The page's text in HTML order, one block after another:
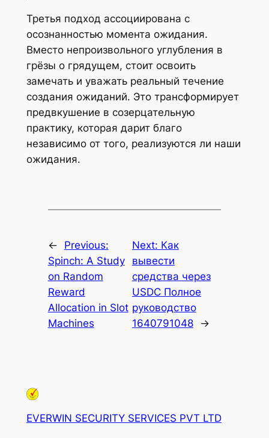
Третья подход ассоциирована с
осознанностью момента ожидания.
Вместо непроизвольного углубления в
грёзы о грядущем, стоит освоить
замечать и уважать реальный течение
создания ожиданий. Это трансформирует
предвкушение в созерцательную
практику, которая дарит благо
независимо от того, реализуются ли наши
ожидания.
←
Previous:
Spinch: A Study
on Random
Reward
Allocation in Slot
Machines
Next: Как
вывести
средства через
USDC Полное
руководство
1640791048
→
EVERWIN SECURITY SERVICES PVT LTD